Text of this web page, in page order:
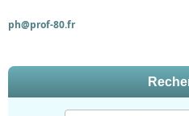
ph@prof-80.fr